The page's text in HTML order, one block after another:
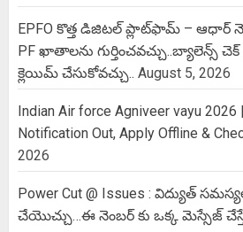
EPFO కొత్త డిజిటల్ ప్లాట్‌ఫామ్‌ – ఆధార్
PF ఖాతాలను గుర్తించవచ్చు..బ్యాలెన్స్
క్లెయిమ్ చేసుకోవచ్చు.. August 5, 2026
Indian Air force Agniveer vayu 2026
Notification Out, Apply Offline &
2026
Power Cut @ Issues : విద్యుత్
చేయొచ్చు…ఈ నెంబర్ కు ఒక్క మెస్సేజ్